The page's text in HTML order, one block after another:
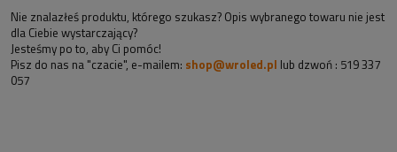
Nie znalazłeś produktu, którego szukasz? Opis wybranego towaru nie jest
dla Ciebie wystarczający?
Jesteśmy po to, aby Ci pomóc!
Pisz do nas na "czacie", e-mailem: shop@wroled.pl lub dzwoń : 519 337
057